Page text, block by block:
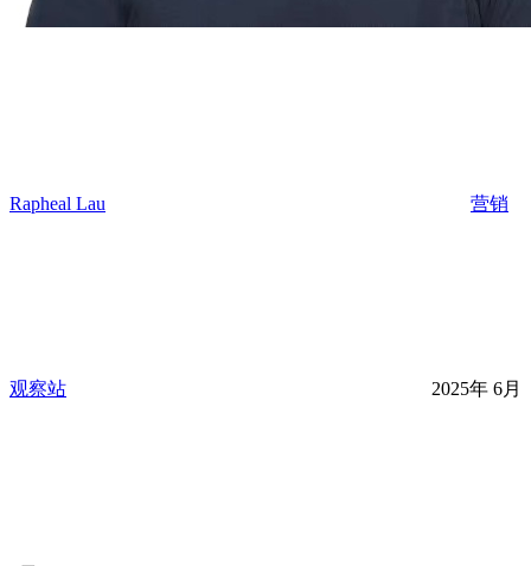
Rapheal Lau 营销
观察站 2025年 6月